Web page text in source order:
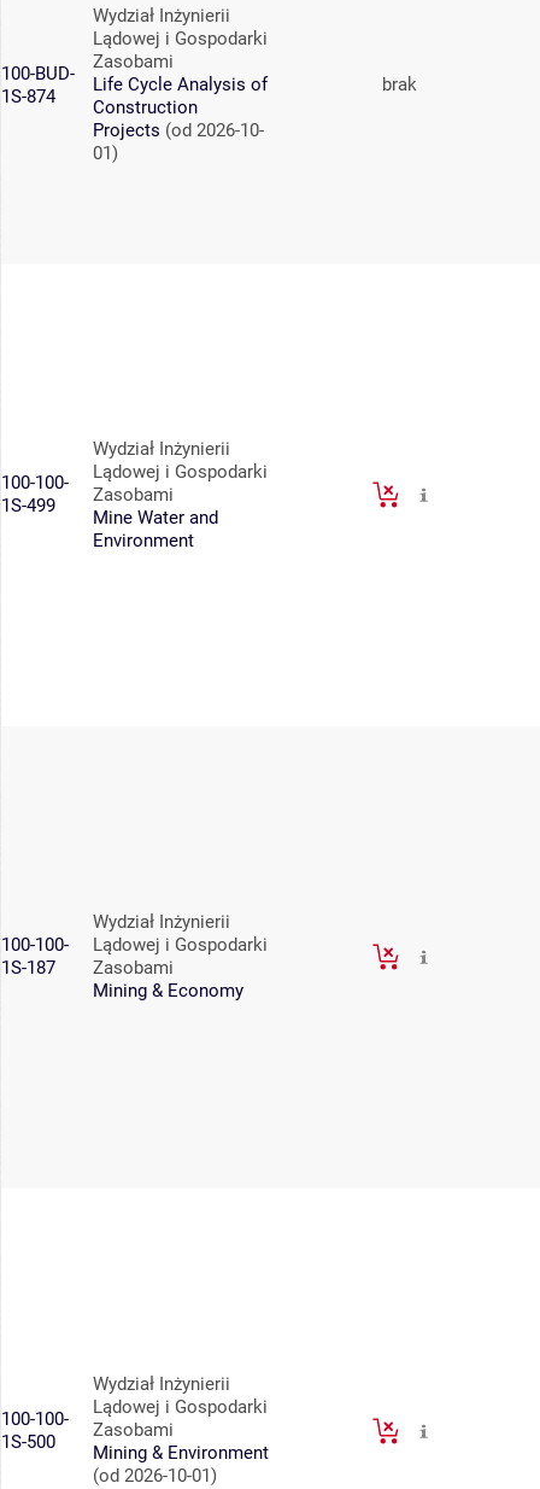
100-BUD-
1S-874
Wydział Inżynierii
Lądowej i Gospodarki
Zasobami
Life Cycle Analysis of
Construction
Projects (od 2026-10-
01)
brak
100-100-
1S-499
Wydział Inżynierii
Lądowej i Gospodarki
Zasobami
Mine Water and
Environment
100-100-
1S-187
Wydział Inżynierii
Lądowej i Gospodarki
Zasobami
Mining & Economy
100-100-
1S-500
Wydział Inżynierii
Lądowej i Gospodarki
Zasobami
Mining & Environment
(od 2026-10-01)